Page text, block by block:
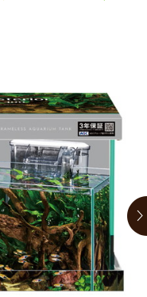
シニアサポート